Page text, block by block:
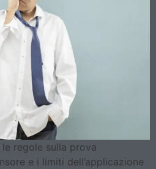
regole sulla prova
e i limiti dell’applicazione